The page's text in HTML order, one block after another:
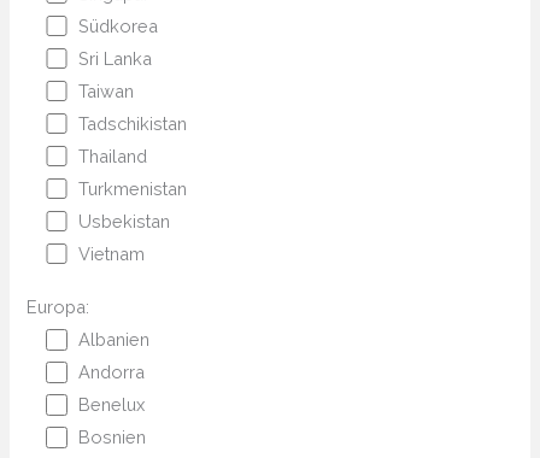
Südkorea
Sri Lanka
Taiwan
Tadschikistan
Thailand
Turkmenistan
Usbekistan
Vietnam
Europa:
Albanien
Andorra
Benelux
Bosnien